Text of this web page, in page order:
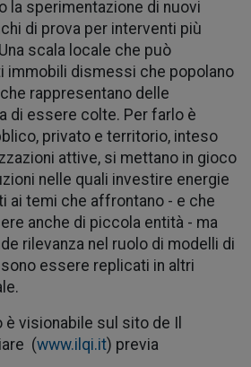
la sperimentazione di nuovi
di prova per interventi più
scala locale che può
immobili dismessi che popolano
rappresentano delle
di essere colte. Per farlo è
privato e territorio, inteso
attive, si mettano in gioco
nelle quali investire energie
ai temi che affrontano - e che
anche di piccola entità - ma
rilevanza nel ruolo di modelli di
essere replicati in altri
è visionabile sul sito de Il
(www.ilqi.it) previa